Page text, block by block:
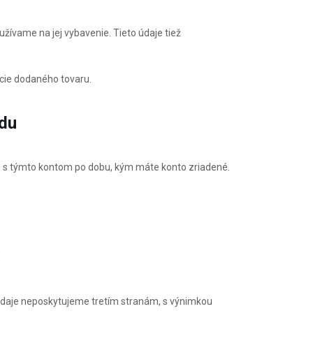
na jej vybavenie. Tieto údaje tiež
dodaného tovaru.
týmto kontom po dobu, kým máte konto zriadené.
neposkytujeme tretím stranám, s výnimkou